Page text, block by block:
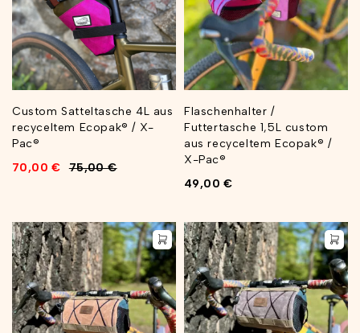
Custom Satteltasche 4L aus
recyceltem Ecopak® / X-
Pac®
75,00€
70,00€
Flaschenhalter /
Futtertasche 1,5L custom
aus recyceltem Ecopak® /
X-Pac®
49,00€